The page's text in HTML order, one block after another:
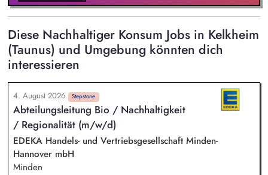
Diese Nachhaltiger Konsum Jobs in Kelkheim
(Taunus) und Umgebung könnten dich
interessieren
4. August 2026 Stepstone
Abteilungsleitung Bio / Nachhaltigkeit
/ Regionalität (m/w/d)
EDEKA Handels- und Vertriebsgesellschaft Minden-
Hannover mbH
Minden